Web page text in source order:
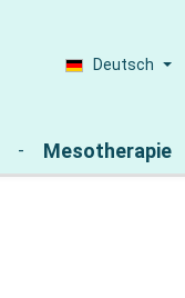
Deutsch
Mesotherapie